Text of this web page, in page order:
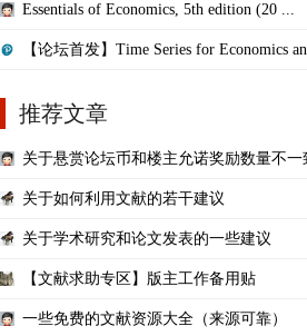
Essentials of Economics, 5th edition (20 ...
【论坛首发】Time Series for Economics
推荐文章
关于悬赏论坛币和楼主允诺奖励数量不一
关于如何利用文献的若干建议
关于学术研究和论文发表的一些建议
【文献求助专区】版主工作备用贴
一些免费的文献资源大全（来源可靠）